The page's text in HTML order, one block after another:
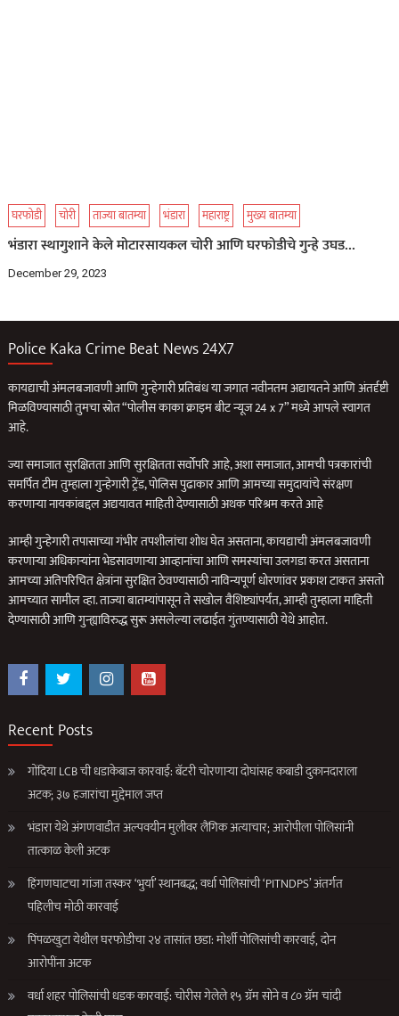
घरफोडी चोरी ताज्या बातम्या भंडारा महाराष्ट्र मुख्य बातम्या
भंडारा स्थागुशाने केले मोटारसायकल चोरी आणि घरफोडीचे गुन्हे उघड…
December 29, 2023
Police Kaka Crime Beat News 24X7
कायद्याची अंमलबजावणी आणि गुन्हेगारी प्रतिबंध या जगात नवीनतम अद्यायतने आणि अंतर्दृष्टी
मिळविण्यासाठी तुमचा स्रोत “पोलीस काका क्राइम बीट न्यूज 24 x 7” मध्ये आपले स्वागत
आहे.
ज्या समाजात सुरक्षितता आणि सुरक्षितता सर्वोपरि आहे, अशा समाजात, आमची पत्रकारांची
समर्पित टीम तुम्हाला गुन्हेगारी ट्रेंड, पोलिस पुढाकार आणि आमच्या समुदायांचे संरक्षण
करणार्‍या नायकांबद्दल अद्ययावत माहिती देण्यासाठी अथक परिश्रम करते आहे
आम्ही गुन्हेगारी तपासाच्या गंभीर तपशीलांचा शोध घेत असताना, कायद्याची अंमलबजावणी
करणार्‍या अधिकार्‍यांना भेडसावणार्‍या आव्हानांचा आणि समस्यांचा उलगडा करत असताना
आमच्या अतिपरिचित क्षेत्रांना सुरक्षित ठेवण्यासाठी नाविन्यपूर्ण धोरणांवर प्रकाश टाकत असतो
आमच्यात सामील व्हा. ताज्या बातम्यांपासून ते सखोल वैशिष्ट्यांपर्यंत, आम्ही तुम्हाला माहिती
देण्यासाठी आणि गुन्ह्याविरुद्ध सुरू असलेल्या लढाईत गुंतण्यासाठी येथे आहोत.
Recent Posts
गोंदिया LCB ची धडाकेबाज कारवाई: बॅटरी चोरणाऱ्या दोघांसह कबाडी दुकानदाराला
अटक; ३७ हजारांचा मुद्देमाल जप्त
भंडारा येथे अंगणवाडीत अल्पवयीन मुलीवर लैंगिक अत्याचार; आरोपीला पोलिसांनी
तात्काळ केली अटक
हिंगणघाटचा गांजा तस्कर ‘भुर्या’ स्थानबद्ध; वर्धा पोलिसांची ‘PITNDPS’ अंतर्गत
पहिलीच मोठी कारवाई
पिंपळखुटा येथील घरफोडीचा २४ तासांत छडा: मोर्शी पोलिसांची कारवाई, दोन
आरोपींना अटक
वर्धा शहर पोलिसांची धडक कारवाई: चोरीस गेलेले १५ ग्रॅम सोने व ८० ग्रॅम चांदी